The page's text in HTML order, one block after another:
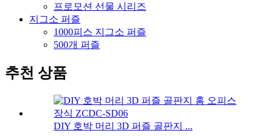
프로모션 선물 시리즈
지그소 퍼즐
1000피스 지그소 퍼즐
500개 퍼즐
추천 상품
DIY 호박 머리 3D 퍼즐 골판지 ...